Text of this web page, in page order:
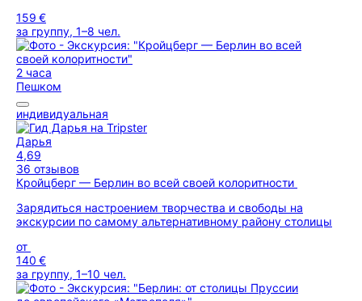
159 €
за группу, 1–8 чел.
2 часа
Пешком
индивидуальная
Дарья
4,69
36 отзывов
Кройцберг — Берлин во всей своей колоритности
Зарядиться настроением творчества и свободы на
экскурсии по самому альтернативному району столицы
от
140 €
за группу, 1–10 чел.